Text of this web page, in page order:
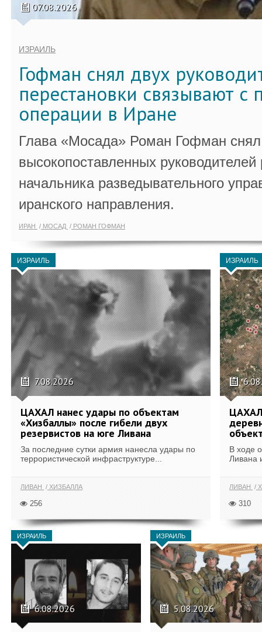
07.08.2026
ИЗРАИЛЬ
Гофман снял двух
перестановки связывают с
операции в Иране
Глава «Мосада» Роман Гофман снял
высокопоставленных
начальника разведывательного
иранского направления.
ИРАН МОСАД РОМАН ГОФМАН
ИЗРАИЛЬ
7.08.2026
ЦАХАЛ нанес удары по объектам
«Хизбаллы» после гибели двух
резервистов на юге Ливана
За последние сутки армия нанесла удары по
террористической инфраструктуре...
ЛИВАН ХИЗБАЛЛА
256
ИЗРАИЛЬ
В ходе
Ливана
ЛИВАН
310
ИЗРАИЛЬ
6.08.2026
ИЗРАИЛЬ
5.08.2026